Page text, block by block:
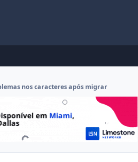
nos caracteres após migrar